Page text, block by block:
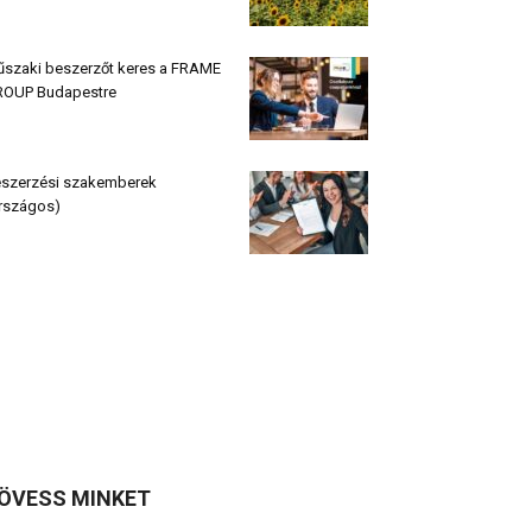
beszerzőt keres a FRAME
Budapestre
szakemberek
MINKET